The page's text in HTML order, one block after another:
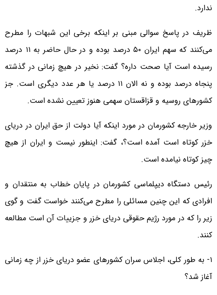
ندارد.
ظریف در پاسخ سوالی مبنی بر اینکه برخی این شبهات را مطرح
می‌کنند که سهم ایران ۵۰ درصد بوده و در حال حاضر به ۱۱ درصد
رسیده است آیا صحت داره؟ گفت: نخیر در هیچ زمانی در گذشته
پنجاه درصد بوده و نه الان ۱۱ درصد یا هر عدد دیگری است. جز
کشورهای روسیه و قزاقستان سهمی هنوز تعیین نشده است.
وزیر خارجه کشورمان در مورد اینکه آیا دولت از حق ایران در دریای
خزر کوتاه است آمده است؟، گفت: اینطور نیست و ایران از هیچ
چیز کوتاه نیامده است.
رئیس دستگاه دیپلماسی کشورمان در پایان خطاب به منتقدان و
افرادی که این چنین مسائلی را مطرح می‌کنند خواست گفت و گوی
زیر را که در مورد رژیم حقوقی دریای خزر و جزییات آن است مطالعه
کنند.
۱- به طور کلی، اجلاس سران کشورهای عضو دریای خزر از چه زمانی
آغاز شد؟